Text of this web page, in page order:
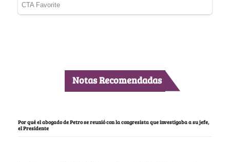
Notas Recomendadas
Por qué el abogado de Petro se reunió con la congresista que investigaba a su jefe,
el Presidente